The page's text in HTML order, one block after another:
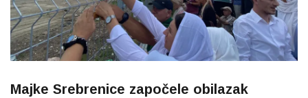
Majke Srebrenice započele obilazak